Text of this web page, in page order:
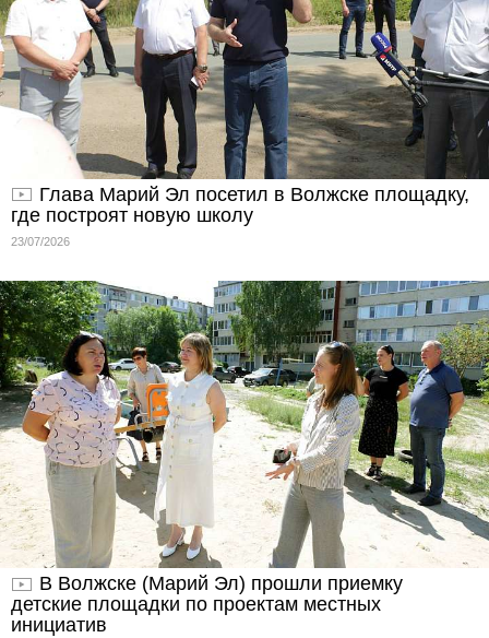
Глава Марий Эл посетил в Волжске площадку,
где построят новую школу
23/07/2026
В Волжске (Марий Эл) прошли приемку
детские площадки по проектам местных
инициатив